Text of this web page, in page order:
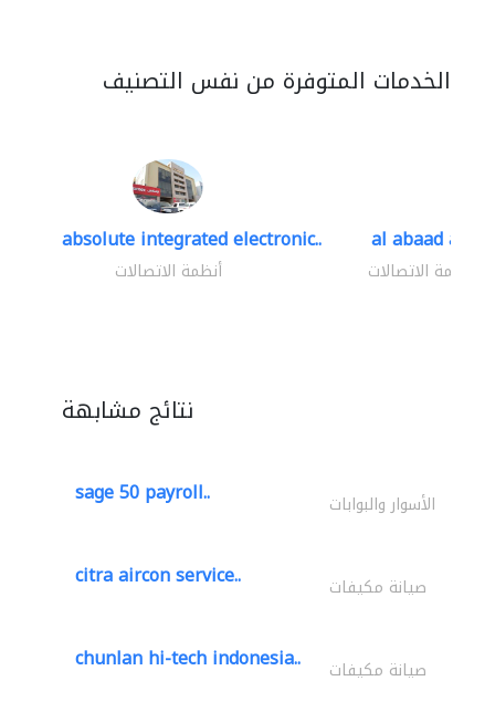
الخدمات المتوفرة من نفس التصنيف
absolute integrated electronic..
أنظمة الاتصالات
al abaad al..
أنظمة الاتصالات
نتائج مشابهة
sage 50 payroll.. الأسوار والبوابات
citra aircon service.. صيانة مكيفات
chunlan hi-tech indonesia.. صيانة مكيفات